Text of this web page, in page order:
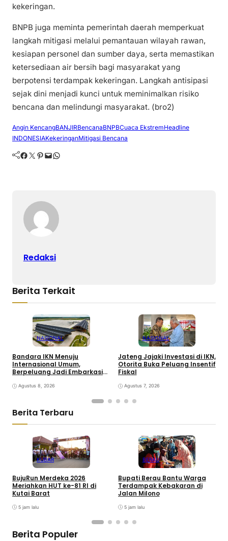
kekeringan.
BNPB juga meminta pemerintah daerah memperkuat
langkah mitigasi melalui pemantauan wilayah rawan,
kesiapan personel dan sumber daya, serta memastikan
ketersediaan air bersih bagi masyarakat yang
berpotensi terdampak kekeringan. Langkah antisipasi
sejak dini menjadi kunci untuk meminimalkan risiko
bencana dan melindungi masyarakat. (bro2)
Angin KencangBANJIRBencanaBNPBCuaca EkstremHeadline
INDONESIAKekeringanMitigasi Bencana
Facebook Twitter Pinterest Mail WhatsApp
Redaksi
Berita Terkait
NASIONAL
Bandara IKN Menuju
Internasional Umum,
Berpeluang Jadi Embarkasi
Agustus 8, 2026
NASIONAL
Jateng Jajaki Investasi di IKN,
Otorita Buka Peluang Insentif
Fiskal
Agustus 7, 2026
Berita Terbaru
KUBAR
BujuRun Merdeka 2026
Meriahkan HUT ke-81 RI di
Kutai Barat
5 jam lalu
BERAU
Bupati Berau Bantu Warga
Terdampak Kebakaran di
Jalan Milono
5 jam lalu
Berita Populer